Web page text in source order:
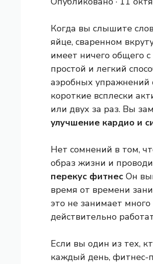
Когда вы слышите
яйце, сваренном
имеет ничего общего
простой и легкий
аэробных упражнений
короткие всплески
или двух за раз. Вы
улучшение кардио и
Нет сомнений в том,
образ жизни и
перекус фитнес Он
время от времени
это не занимает
действительно
Если вы один из тех,
каждый день, фитнес-